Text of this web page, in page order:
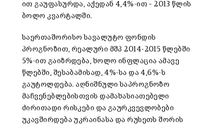
ით გაუფასურდა, აქედან 4,4%-ით – 2013 წლის
ბოლო კვარტალში.
საერთაშორისო სავალუტო ფონდის
პროგნოზით, რეალური მშპ 2014-2015 წლებში
5%-ით გაიზრდება, ხოლო ინფლაცია ამავე
წლებში, შესაბამისად, 4%-სა და 4,6%-ს
გაუტოლდება. აღნიშნული საპროგნოზო
მაჩვენებლებისთვის დამახასიათებელი
ძირითადი რისკები და გაურკვევლობები
უკავშირდება უკრაინასა და რუსეთს შორის